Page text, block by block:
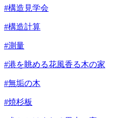
#構造見学会
#構造計算
#測量
#港を眺める花風香る木の家
#無垢の木
#焼杉板